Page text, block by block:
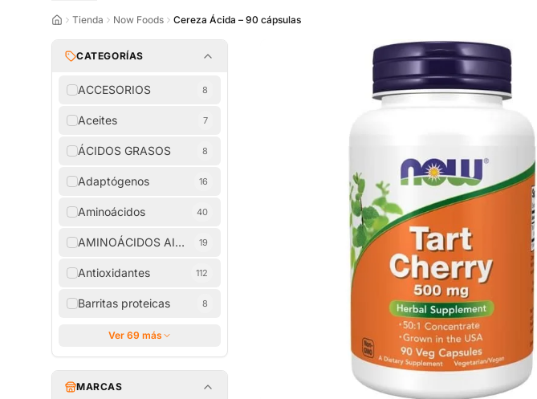
Tienda Now Foods Cereza Ácida – 90 cápsulas
CATEGORÍAS
ACCESORIOS 8
Aceites 7
ÁCIDOS GRASOS 8
Adaptógenos 16
Aminoácidos 40
AMINOÁCIDOS AISLADOS
19
Antioxidantes 112
Barritas proteicas 8
Ver 69 más
MARCAS